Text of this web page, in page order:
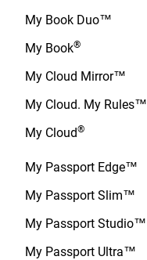
My Book Duo™
My Book®
My Cloud Mirror™
My Cloud. My Rules™
My Cloud®
My Passport Edge™
My Passport Slim™
My Passport Studio™
My Passport Ultra™